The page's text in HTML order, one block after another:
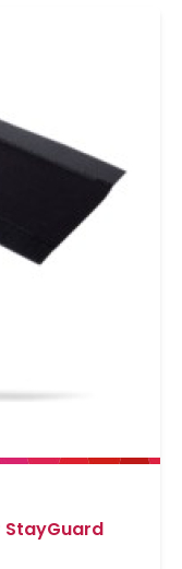
StayGuard